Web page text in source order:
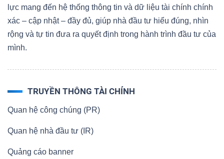
lực mang đến hệ thống thông tin và dữ liệu tài chính chính
xác – cập nhật – đầy đủ, giúp nhà đầu tư hiểu đúng, nhìn
rộng và tự tin đưa ra quyết định trong hành trình đầu tư của
mình.
TRUYỀN THÔNG TÀI CHÍNH
Quan hệ công chúng (PR)
Quan hệ nhà đầu tư (IR)
Quảng cáo banner